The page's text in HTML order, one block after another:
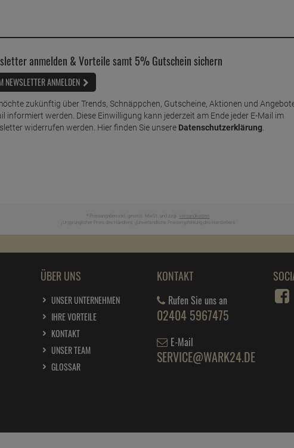
anmelden & Vorteile samt 5% Gutschein sichern
NEWSLETTER ANMELDEN
zukünftig über Trends, Schnäppchen, Gutscheine, Aktionen und
informiert werden. Diese Einwilligung kann jederzeit am Ende jeder E-Mail im
widerrufen werden. Hier finden Sie unsere Datenschutzerklärung.
* Preisangaben inkl. gesetzl. MwSt. und zzgl. Versandkosten
Ursprünglicher Preis des Händlers, Unverbindliche Preisempfehlung des Herstellers
ÜBER UNS
UNSER UNTERNEHMEN
IHRE VORTEILE
KONTAKT
UNSER TEAM
GLOSSAR
KONTAKT
Rufen Sie uns an
02404 5967475
E-Mail
SERVICE@WARK24.DE